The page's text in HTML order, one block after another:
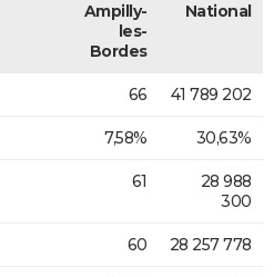
Ampilly-
les-
Bordes
National
66 41 789 202
7,58% 30,63%
61
28 988
300
60 28 257 778